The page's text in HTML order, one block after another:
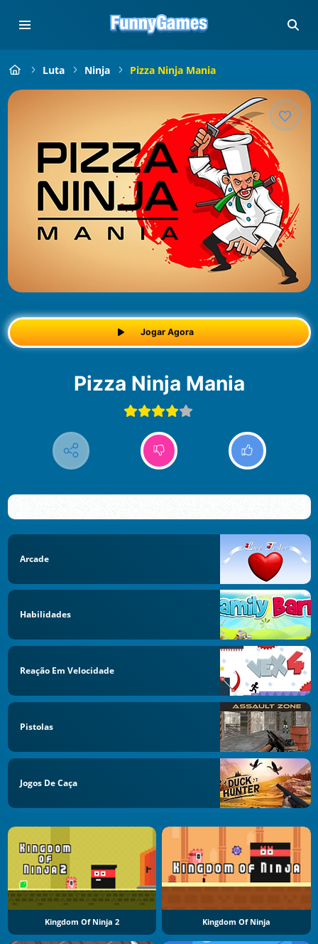
Luta Ninja Pizza Ninja Mania
Jogar Agora
Pizza Ninja Mania
Arcade
Habilidades
Reação Em Velocidade
Pistolas
Jogos De Caça
Kingdom Of Ninja 2 Kingdom Of Ninja